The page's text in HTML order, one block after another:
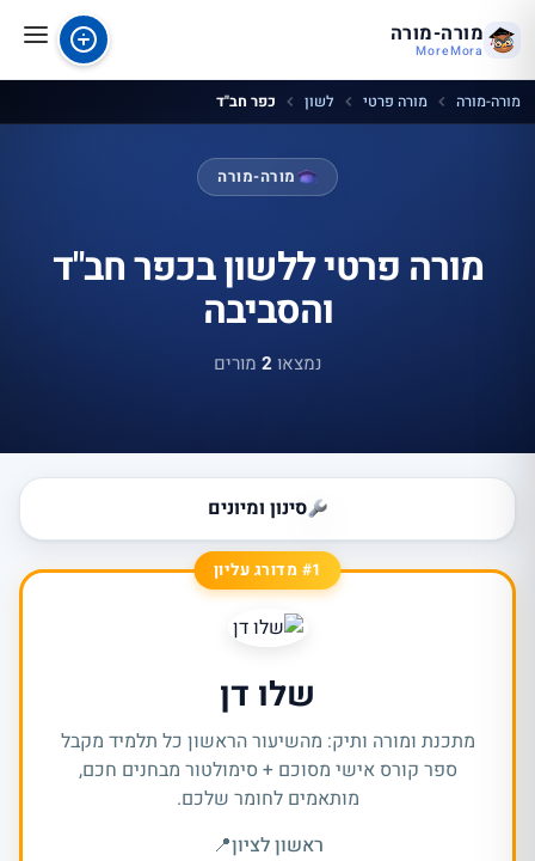
מורה-מורה
MoreMora
מורה-מורה מורה פרטי לשון כפר חב"ד
מורה-מורה
מורה פרטי ללשון בכפר חב"ד
והסביבה
נמצאו2 מורים
סינון ומיונים
#1 מדורג עליון
שלו דן
מתכנת ומורה ותיק: מהשיעור הראשון כל תלמיד מקבל
ספר קורס אישי מסוכם + סימולטור מבחנים חכם,
מותאמים לחומר שלכם.
ראשון לציון📍